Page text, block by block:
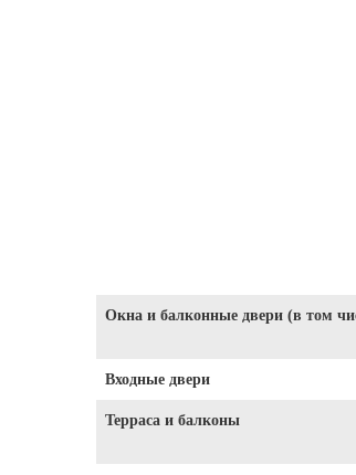
Окна и балконные двери (в том
Входные двери
Терраса и балконы